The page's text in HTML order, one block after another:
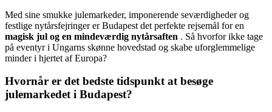
Med sine smukke julemarkeder, imponerende seværdigheder og
festlige nytårsfejringer er Budapest det perfekte rejsemål for en
magisk jul og en mindeværdig nytårsaften . Så hvorfor ikke tage
på eventyr i Ungarns skønne hovedstad og skabe uforglemmelige
minder i hjertet af Europa?
Hvornår er det bedste tidspunkt at besøge
julemarkedet i Budapest?